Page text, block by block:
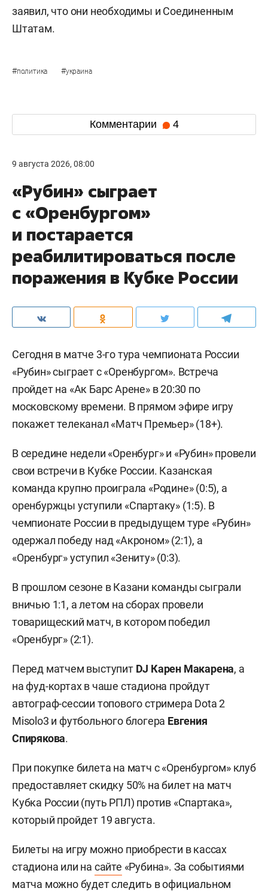
заявил, что они необходимы и Соединенным
Штатам.
#политика #украина
Комментарии 4
9 августа 2026, 08:00
«Рубин» сыграет
с «Оренбургом»
и постарается
реабилитироваться после
поражения в Кубке России
Сегодня в матче 3-го тура чемпионата России
«Рубин» сыграет с «Оренбургом». Встреча
пройдет на «Ак Барс Арене» в 20:30 по
московскому времени. В прямом эфире игру
покажет телеканал «Матч Премьер» (18+).
В середине недели «Оренбург» и «Рубин» провели
свои встречи в Кубке России. Казанская
команда крупно проиграла «Родине» (0:5), а
оренбуржцы уступили «Спартаку» (1:5). В
чемпионате России в предыдущем туре «Рубин»
одержал победу над «Акроном» (2:1), а
«Оренбург» уступил «Зениту» (0:3).
В прошлом сезоне в Казани команды сыграли
вничью 1:1, а летом на сборах провели
товарищеский матч, в котором победил
«Оренбург» (2:1).
Перед матчем выступит DJ Карен Макарена, а
на фуд-кортах в чаше стадиона пройдут
автограф-сессии топового стримера Dota 2
Misolo3 и футбольного блогера Евгения
Спирякова.
При покупке билета на матч с «Оренбургом» клуб
предоставляет скидку 50% на билет на матч
Кубка России (путь РПЛ) против «Спартака»,
который пройдет 19 августа.
Билеты на игру можно приобрести в кассах
стадиона или на сайте «Рубина». За событиями
матча можно будет следить в официальном